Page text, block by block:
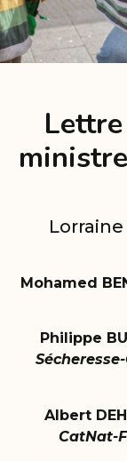
Mohamed
Philippe
Albert
CatNat-